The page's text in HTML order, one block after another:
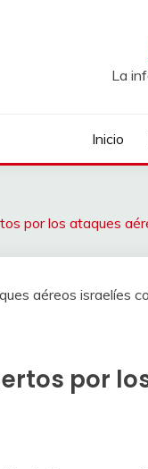
La
Inicio
por los ataques
por